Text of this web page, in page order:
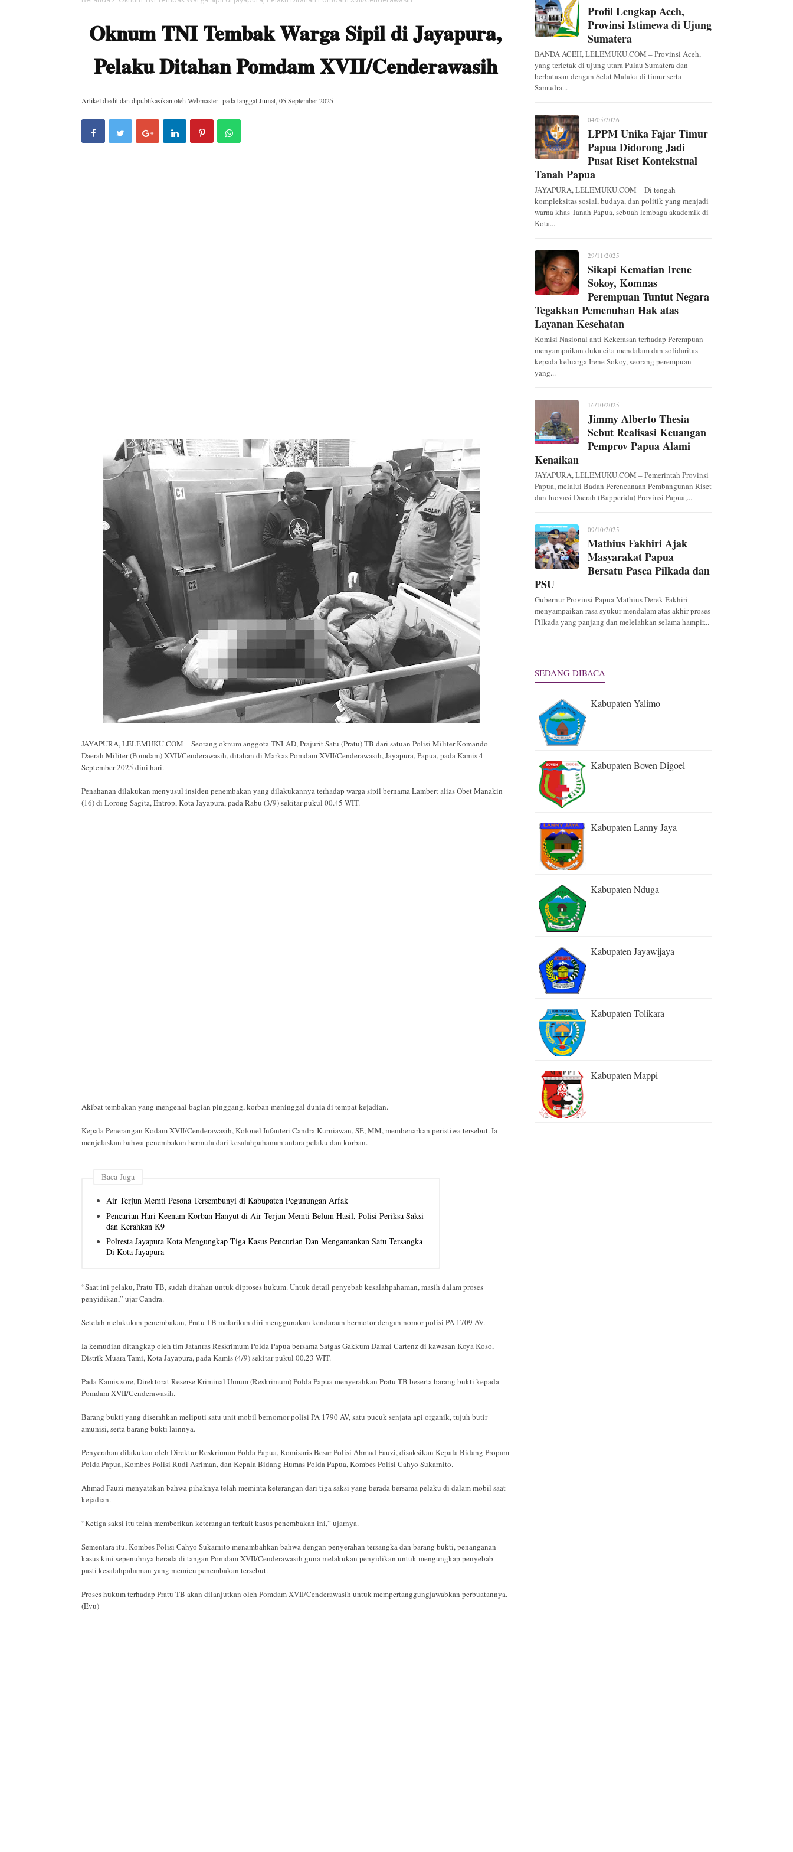
Oknum TNI Tembak Warga Sipil di Jayapura,
Pelaku Ditahan Pomdam XVII/Cenderawasih
Artikel diedit dan dipublikasikan oleh Webmaster pada tanggalJumat, 05 September 2025
JAYAPURA, LELEMUKU.COM – Seorang oknum anggota TNI-AD, Prajurit Satu (Pratu) TB dari satuan Polisi Militer Komando
Daerah Militer (Pomdam) XVII/Cenderawasih, ditahan di Markas Pomdam XVII/Cenderawasih, Jayapura, Papua, pada Kamis 4
September 2025 dini hari.
Penahanan dilakukan menyusul insiden penembakan yang dilakukannya terhadap warga sipil bernama Lambert alias Obet Manakin
(16) di Lorong Sagita, Entrop, Kota Jayapura, pada Rabu (3/9) sekitar pukul 00.45 WIT.
Akibat tembakan yang mengenai bagian pinggang, korban meninggal dunia di tempat kejadian.
Kepala Penerangan Kodam XVII/Cenderawasih, Kolonel Infanteri Candra Kurniawan, SE, MM, membenarkan peristiwa tersebut. Ia
menjelaskan bahwa penembakan bermula dari kesalahpahaman antara pelaku dan korban.
Baca Juga
Air Terjun Memti Pesona Tersembunyi di Kabupaten Pegunungan Arfak
Pencarian Hari Keenam Korban Hanyut di Air Terjun Memti Belum Hasil, Polisi Periksa Saksi
dan Kerahkan K9
Polresta Jayapura Kota Mengungkap Tiga Kasus Pencurian Dan Mengamankan Satu Tersangka
Di Kota Jayapura
“Saat ini pelaku, Pratu TB, sudah ditahan untuk diproses hukum. Untuk detail penyebab kesalahpahaman, masih dalam proses
penyidikan,” ujar Candra.
Setelah melakukan penembakan, Pratu TB melarikan diri menggunakan kendaraan bermotor dengan nomor polisi PA 1709 AV.
Ia kemudian ditangkap oleh tim Jatanras Reskrimum Polda Papua bersama Satgas Gakkum Damai Cartenz di kawasan Koya Koso,
Distrik Muara Tami, Kota Jayapura, pada Kamis (4/9) sekitar pukul 00.23 WIT.
Pada Kamis sore, Direktorat Reserse Kriminal Umum (Reskrimum) Polda Papua menyerahkan Pratu TB beserta barang bukti kepada
Pomdam XVII/Cenderawasih.
Barang bukti yang diserahkan meliputi satu unit mobil bernomor polisi PA 1790 AV, satu pucuk senjata api organik, tujuh butir
amunisi, serta barang bukti lainnya.
Penyerahan dilakukan oleh Direktur Reskrimum Polda Papua, Komisaris Besar Polisi Ahmad Fauzi, disaksikan Kepala Bidang Propam
Polda Papua, Kombes Polisi Rudi Asriman, dan Kepala Bidang Humas Polda Papua, Kombes Polisi Cahyo Sukarnito.
Ahmad Fauzi menyatakan bahwa pihaknya telah meminta keterangan dari tiga saksi yang berada bersama pelaku di dalam mobil saat
kejadian.
“Ketiga saksi itu telah memberikan keterangan terkait kasus penembakan ini,” ujarnya.
Sementara itu, Kombes Polisi Cahyo Sukarnito menambahkan bahwa dengan penyerahan tersangka dan barang bukti, penanganan
kasus kini sepenuhnya berada di tangan Pomdam XVII/Cenderawasih guna melakukan penyidikan untuk mengungkap penyebab
pasti kesalahpahaman yang memicu penembakan tersebut.
Proses hukum terhadap Pratu TB akan dilanjutkan oleh Pomdam XVII/Cenderawasih untuk mempertanggungjawabkan perbuatannya.
(Evu)
Profil Lengkap Aceh,
Provinsi Istimewa di Ujung
Sumatera
BANDA ACEH, LELEMUKU.COM – Provinsi Aceh,
yang terletak di ujung utara Pulau Sumatera dan
berbatasan dengan Selat Malaka di timur serta
Samudra...
04/05/2026
LPPM Unika Fajar Timur
Papua Didorong Jadi
Pusat Riset Kontekstual
Tanah Papua
JAYAPURA, LELEMUKU.COM – Di tengah
kompleksitas sosial, budaya, dan politik yang menjadi
warna khas Tanah Papua, sebuah lembaga akademik di
Kota...
29/11/2025
Sikapi Kematian Irene
Sokoy, Komnas
Perempuan Tuntut Negara
Tegakkan Pemenuhan Hak atas
Layanan Kesehatan
Komisi Nasional anti Kekerasan terhadap Perempuan
menyampaikan duka cita mendalam dan solidaritas
kepada keluarga Irene Sokoy, seorang perempuan
yang...
16/10/2025
Jimmy Alberto Thesia
Sebut Realisasi Keuangan
Pemprov Papua Alami
Kenaikan
JAYAPURA, LELEMUKU.COM – Pemerintah Provinsi
Papua, melalui Badan Perencanaan Pembangunan Riset
dan Inovasi Daerah (Bapperida) Provinsi Papua,...
09/10/2025
Mathius Fakhiri Ajak
Masyarakat Papua
Bersatu Pasca Pilkada dan
PSU
Gubernur Provinsi Papua Mathius Derek Fakhiri
menyampaikan rasa syukur mendalam atas akhir proses
Pilkada yang panjang dan melelahkan selama hampir...
SEDANG DIBACA
Kabupaten Yalimo
Kabupaten Boven Digoel
Kabupaten Lanny Jaya
Kabupaten Nduga
Kabupaten Jayawijaya
Kabupaten Tolikara
Kabupaten Mappi